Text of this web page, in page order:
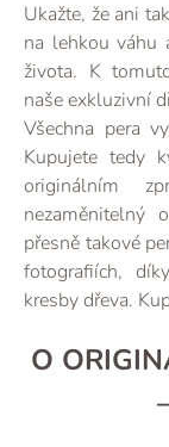
Ukažte, že ani
na lehkou váhu
života. K
naše exkluzivní
Všechna pera
Kupujete tedy
originálním
nezaměnitelný
přesně takové
fotografiích,
kresby dřeva.
O